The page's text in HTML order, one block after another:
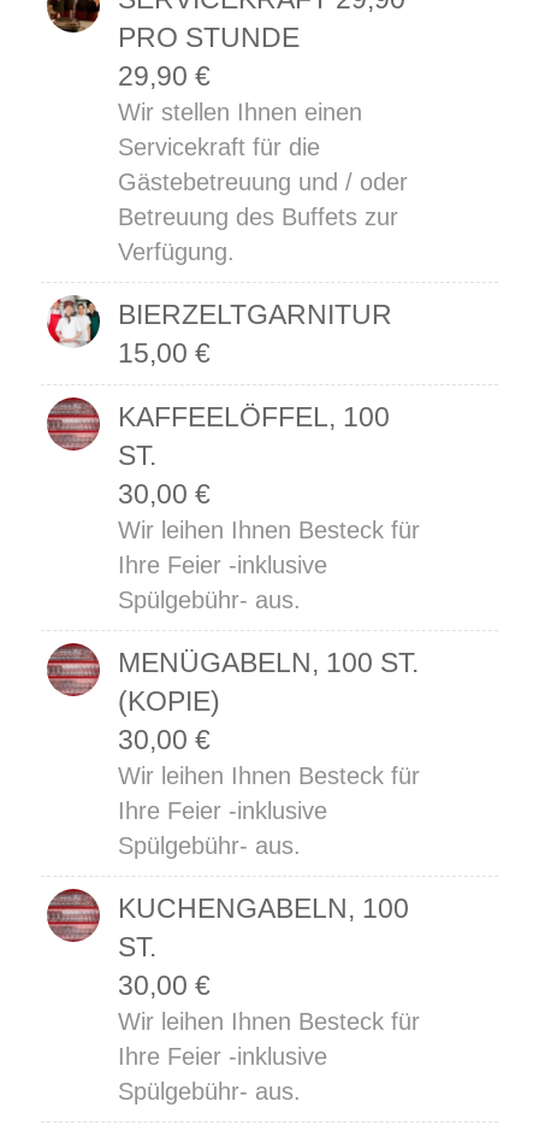
PRO STUNDE
29,90 €
Wir stellen Ihnen einen
Servicekraft für die
Gästebetreuung und / oder
Betreuung des Buffets zur
Verfügung.
BIERZELTGARNITUR
15,00 €
KAFFEELÖFFEL, 100
ST.
30,00 €
Wir leihen Ihnen Besteck für
Ihre Feier -inklusive
Spülgebühr- aus.
MENÜGABELN, 100 ST.
(KOPIE)
30,00 €
Wir leihen Ihnen Besteck für
Ihre Feier -inklusive
Spülgebühr- aus.
KUCHENGABELN, 100
ST.
30,00 €
Wir leihen Ihnen Besteck für
Ihre Feier -inklusive
Spülgebühr- aus.